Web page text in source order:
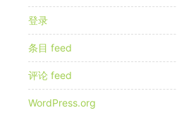
登录
条目 feed
评论 feed
WordPress.org